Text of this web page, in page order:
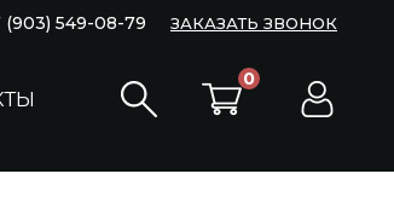
(903) 549-08-79 ЗАКАЗАТЬ ЗВОНОК
0